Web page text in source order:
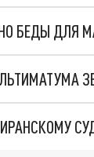
БЕДЫ ДЛЯ